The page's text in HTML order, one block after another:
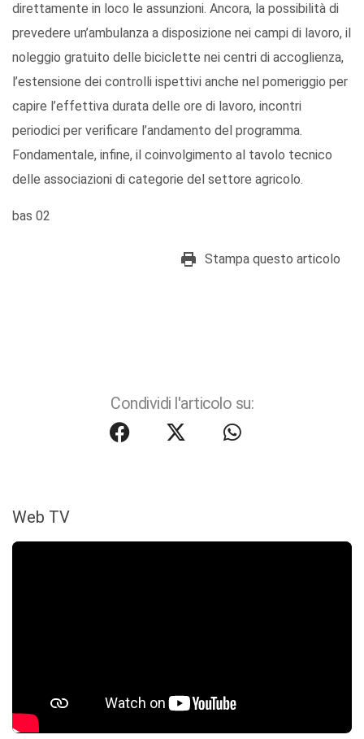
direttamente in loco le assunzioni. Ancora, la possibilità di
prevedere un’ambulanza a disposizione nei campi di lavoro, il
noleggio gratuito delle biciclette nei centri di accoglienza,
l’estensione dei controlli ispettivi anche nel pomeriggio per
capire l’effettiva durata delle ore di lavoro, incontri
periodici per verificare l’andamento del programma.
Fondamentale, infine, il coinvolgimento al tavolo tecnico
delle associazioni di categorie del settore agricolo.
bas 02
Stampa questo articolo
Condividi l'articolo su:
Web TV